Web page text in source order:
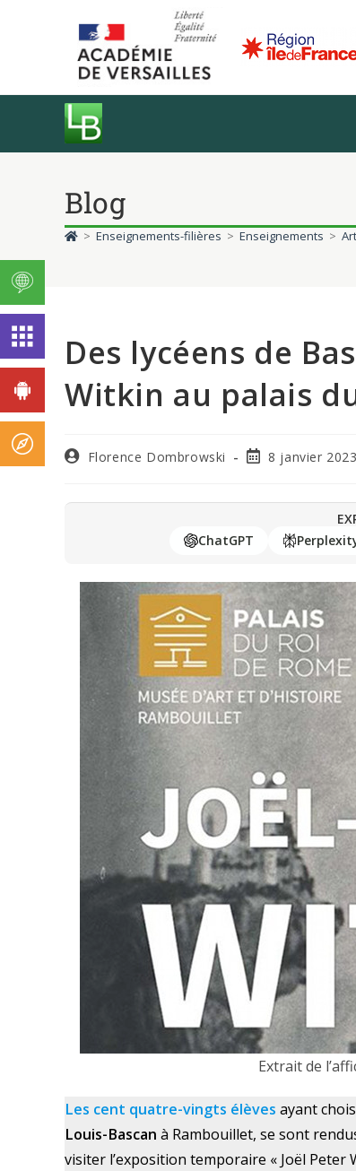
Blog
> Enseignements-filières > Enseignements >
Des lycéens de
Witkin au palais
Florence Dombrowski 8 janvier 2023
ChatGPT
Extrait de
Les cent quatre-vingts élèves ayant
Louis-Bascan à Rambouillet, se sont
visiter l’exposition temporaire « Joël Peter